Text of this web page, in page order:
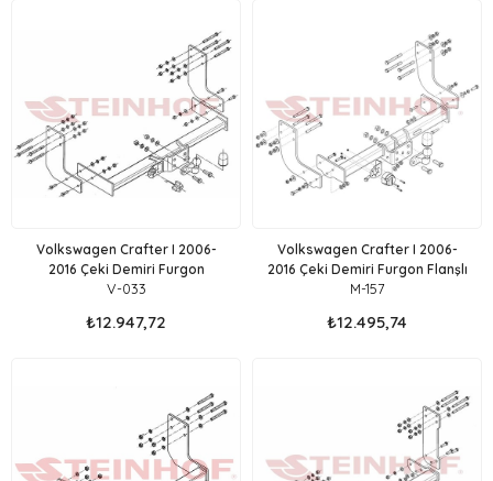
Volkswagen Crafter I 2006-
2016 Çeki Demiri Furgon
V-033
₺12.947,72
Volkswagen Crafter I 2006-
2016 Çeki Demiri Furgon Flanşlı
M-157
₺12.495,74